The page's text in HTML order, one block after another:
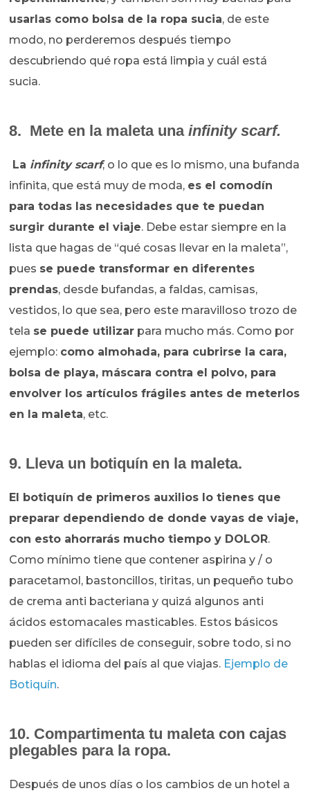
usarlas como bolsa de la ropa sucia, de este
modo, no perderemos después tiempo
descubriendo qué ropa está limpia y cuál está
sucia.
8. Mete en la maleta unainfinity scarf.
La infinity scarf, o lo que es lo mismo, una bufanda
infinita, que está muy de moda, es el comodín
para todas las necesidades que te puedan
surgir durante el viaje. Debe estar siempre en la
lista que hagas de “qué cosas llevar en la maleta”,
pues se puede transformar en diferentes
prendas, desde bufandas, a faldas, camisas,
vestidos, lo que sea, pero este maravilloso trozo de
tela se puede utilizar para mucho más. Como por
ejemplo: como almohada, para cubrirse la cara,
bolsa de playa, máscara contra el polvo, para
envolver los artículos frágiles antes de meterlos
en la maleta, etc.
9. Lleva un botiquín en la maleta.
El botiquín de primeros auxilios lo tienes que
preparar dependiendo de donde vayas de viaje,
con esto ahorrarás mucho tiempo y DOLOR.
Como mínimo tiene que contener aspirina y / o
paracetamol, bastoncillos, tiritas, un pequeño tubo
de crema anti bacteriana y quizá algunos anti
ácidos estomacales masticables. Estos básicos
pueden ser difíciles de conseguir, sobre todo, si no
hablas el idioma del país al que viajas. Ejemplo de
Botiquín.
10. Compartimenta tu maleta con cajas
plegables para la ropa.
Después de unos días o los cambios de un hotel a